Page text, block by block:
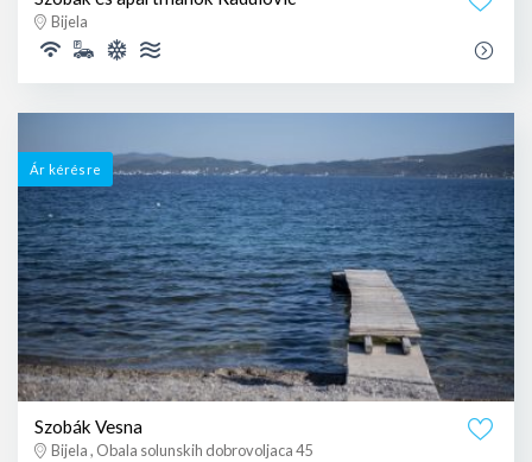
Bijela
Ár kérésre
Szobák Vesna
Bijela , Obala solunskih dobrovoljaca 45